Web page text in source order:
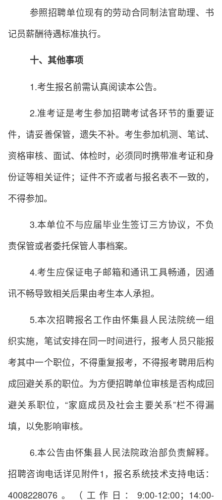
参照招聘单位现有的劳动合同制法官助理、书
记员薪酬待遇标准执行。
十、其他事项
1.考生报名前需认真阅读本公告。
2.准考证是考生参加招聘考试各环节的重要证
件，请妥善保管，遗失不补。考生参加机测、笔试、
资格审核、面试、体检时，必须同时携带准考证和身
份证等相关证件；证件不齐或者与报名表不一致的，
不得参加。
3.本单位不与应届毕业生签订三方协议，不负
责保管或者委托保管人事档案。
4.考生应保证电子邮箱和通讯工具畅通，因通
讯不畅导致相关后果由考生本人承担。
5.本次招聘报名工作由怀集县人民法院统一组
织实施，笔试安排在同一时间进行，报考人员只能报
考其中一个职位，不得重复报考，不得报考聘用后构
成回避关系的职位。为方便招聘单位审核是否构成回
避关系职位，“家庭成员及社会主要关系”栏不得漏
填，以免影响审核。
6.本公告由怀集县人民法院政治部负责解释。
招聘咨询电话详见附件1，报名系统技术支持电话：
4008228076。（工作日：9:00-12:00；14:00-